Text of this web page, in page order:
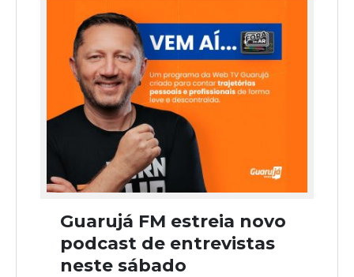
Guarujá FM estreia novo
podcast de entrevistas
neste sábado